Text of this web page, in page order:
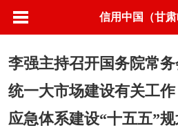
信用中国（甘肃
李强主持召开国务院常
统一大市场建设有关工
应急体系建设“十五五”